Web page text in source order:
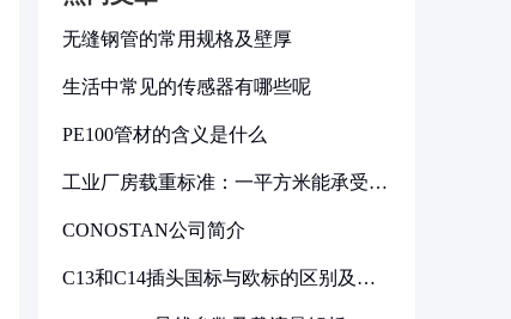
无缝钢管的常用规格及壁厚
生活中常见的传感器有哪些呢
PE100管材的含义是什么
工业厂房载重标准：一平方米能承受多
CONOSTAN公司简介
C13和C14插头国标与欧标的区别及其